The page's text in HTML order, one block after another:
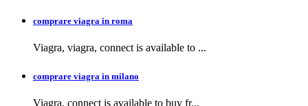
comprare viagra in roma
Viagra, viagra, connect is available to ...
comprare viagra in milano
Viagra, connect is available to buy fr...